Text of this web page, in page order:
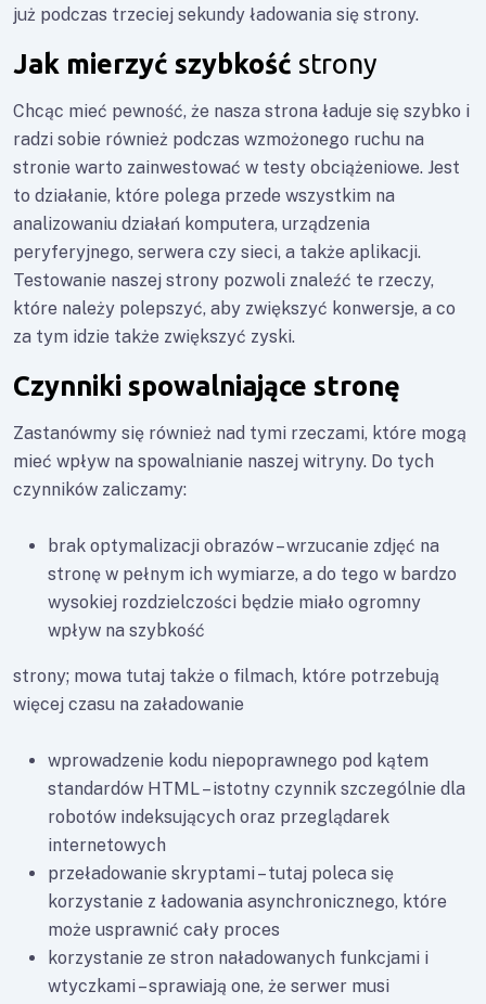
już podczas trzeciej sekundy ładowania się strony.
Jak mierzyć szybkość strony
Chcąc mieć pewność, że nasza strona ładuje się szybko i
radzi sobie również podczas wzmożonego ruchu na
stronie warto zainwestować w testy obciążeniowe. Jest
to działanie, które polega przede wszystkim na
analizowaniu działań komputera, urządzenia
peryferyjnego, serwera czy sieci, a także aplikacji.
Testowanie naszej strony pozwoli znaleźć te rzeczy,
które należy polepszyć, aby zwiększyć konwersje, a co
za tym idzie także zwiększyć zyski.
Czynniki spowalniające stronę
Zastanówmy się również nad tymi rzeczami, które mogą
mieć wpływ na spowalnianie naszej witryny. Do tych
czynników zaliczamy:
brak optymalizacji obrazów – wrzucanie zdjęć na
stronę w pełnym ich wymiarze, a do tego w bardzo
wysokiej rozdzielczości będzie miało ogromny
wpływ na szybkość
strony; mowa tutaj także o filmach, które potrzebują
więcej czasu na załadowanie
wprowadzenie kodu niepoprawnego pod kątem
standardów HTML – istotny czynnik szczególnie dla
robotów indeksujących oraz przeglądarek
internetowych
przeładowanie skryptami – tutaj poleca się
korzystanie z ładowania asynchronicznego, które
może usprawnić cały proces
korzystanie ze stron naładowanych funkcjami i
wtyczkami – sprawiają one, że serwer musi